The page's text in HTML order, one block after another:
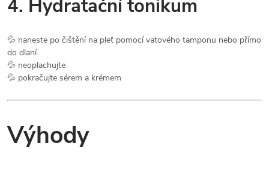
4. Hydratační tonikum
💦 naneste po čištění na pleť pomocí vatového tamponu nebo přímo
do dlaní
💦 neoplachujte
💦 pokračujte sérem a krémem
Výhody